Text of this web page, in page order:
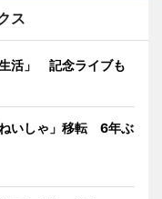
ス
活」 記念ライブも
いしゃ」移転 6年ぶ